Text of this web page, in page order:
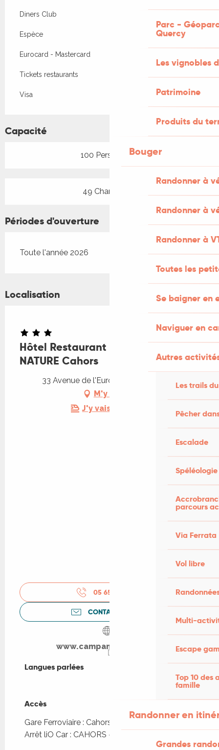
Parc -
Quercy
Les vignobles
Patrimoine
Produits du
Bouger
Randonner à
Randonner à
Randonner à
Toutes les
Se baigner en
Naviguer en
Autres
Les trails
Pêcher
Escalade
Spéléologie
parcours
Via Ferrata
Vol libre
Multi-
Escape
Top 10 des
famille
Randonner en
Grandes
Diners Club
Espèce
Eurocard - Mastercard
Tickets restaurants
Visa
Capacité
100 Personne(s)
49 Chambre(s)
Périodes d'ouverture
Toute l'année 2026
Localisation
Hôtel Restaurant Campanile
NATURE Cahors
33 Avenue de l'Europe, 46000 Cahors
M'y rendre
J'y vais en train !
05 65 22 20
CONTACTEZ-NOUS
www.campanile-cahors.fr
Langues parlées
Langues parlées
Accès
Accès
Gare Ferroviaire : Cahors à 3km
Arrêt liO Car : CAHORS - MAEC à 289m